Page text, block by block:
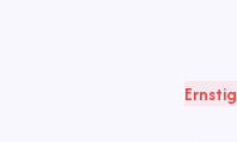
Ernstig